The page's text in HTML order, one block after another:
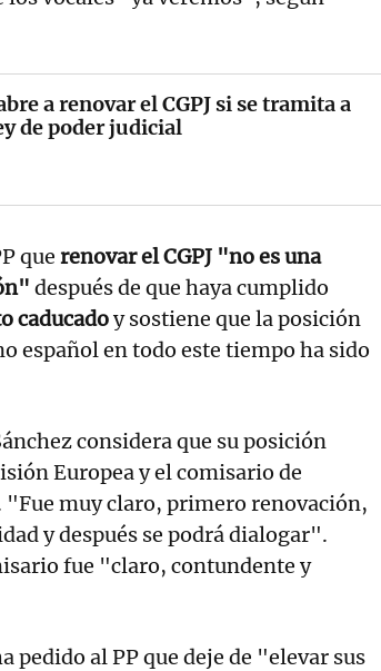
a renovar el CGPJ si se tramita a
de poder judicial
que renovar el CGPJ "no es una
después de que haya cumplido
caducadoy sostiene que la posición
español en todo este tiempo ha sido
considera que su posición
Europea y el comisario de
"Fue muy claro, primero renovación,
y después se podrá dialogar".
fue "claro, contundente y
pedido al PP que deje de "elevar sus